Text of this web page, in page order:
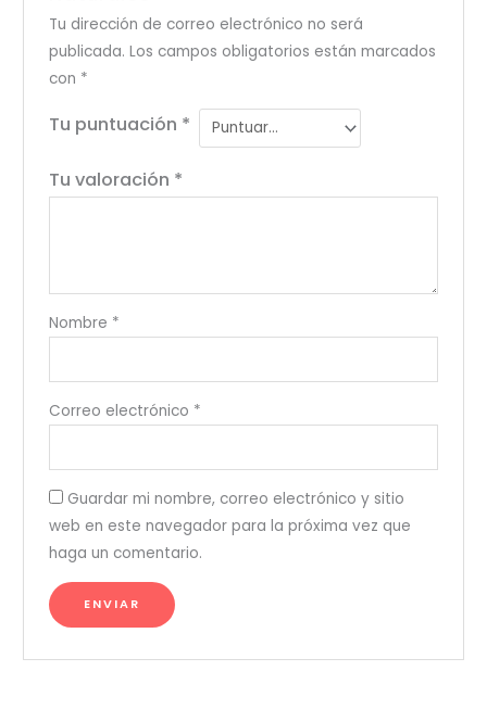
Tu dirección de correo electrónico no será
publicada. Los campos obligatorios están marcados
con *
Tu puntuación *
Tu valoración *
Nombre *
Correo electrónico *
Guardar mi nombre, correo electrónico y sitio
web en este navegador para la próxima vez que
haga un comentario.